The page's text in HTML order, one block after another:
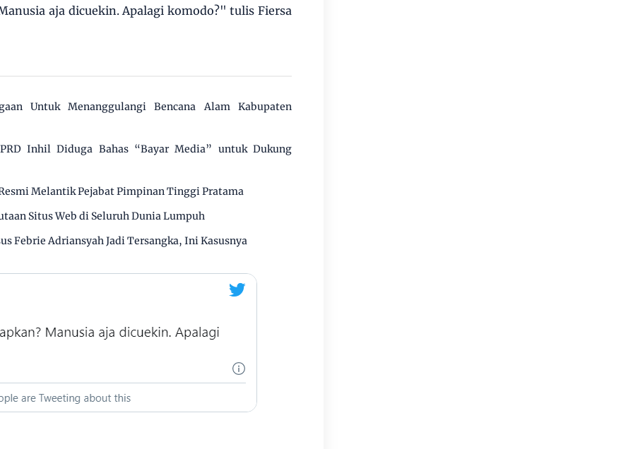
aja dicuekin. Apalagi komodo?" tulis Fiersa
Untuk Menanggulangi Bencana Alam Kabupaten
Inhil Diduga Bahas “Bayar Media” untuk Dukung
Melantik Pejabat Pimpinan Tinggi Pratama
Situs Web di Seluruh Dunia Lumpuh
Febrie Adriansyah Jadi Tersangka, Ini Kasusnya